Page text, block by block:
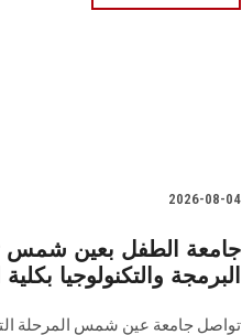
2026-08-04
جامعة الطفل بعين شمس
البرمجة والتكنولوجيا
تواصل جامعة عين شمس المرحلة